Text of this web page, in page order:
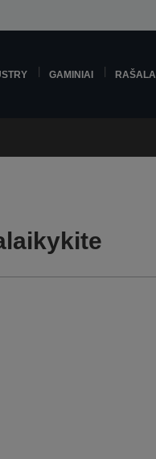
GAMINIAI